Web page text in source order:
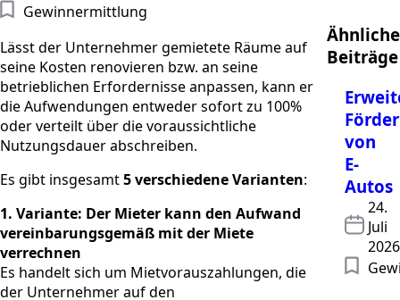
Gewinnermittlung
Lässt der Unternehmer gemietete Räume auf
seine Kosten renovieren bzw. an seine
betrieblichen Erfordernisse anpassen, kann er
die Aufwendungen entweder sofort zu 100%
oder verteilt über die voraussichtliche
Nutzungsdauer abschreiben.
Es gibt insgesamt5 verschiedene Varianten:
1. Variante: Der Mieter kann den Aufwand
vereinbarungsgemäß mit der Miete
verrechnen
Es handelt sich um Mietvorauszahlungen, die
der Unternehmer auf den
Ähnliche
Beiträge
von
E-
Autos
24.
Juli
2026